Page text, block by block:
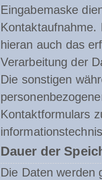
Eingabemaske
hieran auch das
Verarbeitung der
Die sonstigen
Kontaktformulars
Dauer der
Die Daten werden